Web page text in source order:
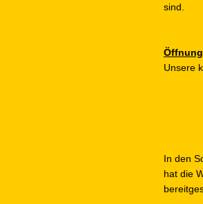
sind.
Unsere
In den
hat die